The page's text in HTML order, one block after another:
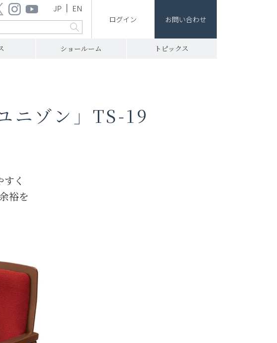
ログイン お問い合わせ
JP EN
ショールーム トピックス
ニゾン」TS-19
く
裕を